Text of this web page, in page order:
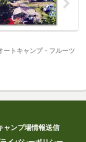
ートキャンプ・フルーツ
ャンプ場情報送信